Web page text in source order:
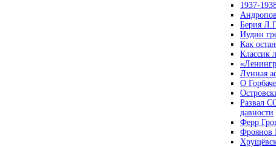
1937-
Берия
Иудин
Как
Классик
Лунная
О
Развал
давности
Ферр
Фроянов